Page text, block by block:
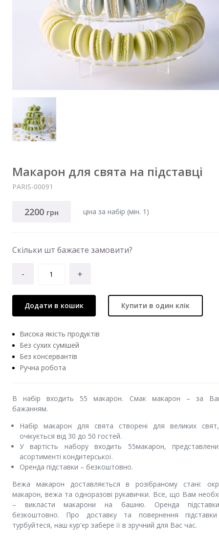
Макарон для свята на підставці
PARIS-00091
2200 грн ціна за набір (мiн. 1)
Скільки шт бажаєте замовити?
- +
Додати в кошик Купити в один клік
Висока якість продуктів
Без сухих сумішей
Без консервантів
Ручна робота
В набір входить 55 макарон. Смак макарон – за
бажанням.
Набір макарон для свята створені для великих
очікується від 30 до 50 гостей.
У вартість набору входить 55макарон,
асортименті кондитерської.
Оренда підставки – безкоштовно.
Вежа макарон доставляється в розібраному стані:
макарон, вежа та одноразові рукавички. Все, що Вам
– викласти макарони на башню. Оренда
безкоштовно. Про доставку та повернення
турбуйтеся, наш кур'єр забере її в зручний для Вас час.